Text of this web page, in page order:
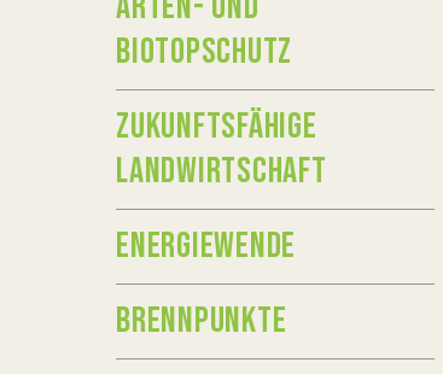
BIOTOPSCHUTZ
ZUKUNFTSFÄHIGE
LANDWIRTSCHAFT
ENERGIEWENDE
BRENNPUNKTE